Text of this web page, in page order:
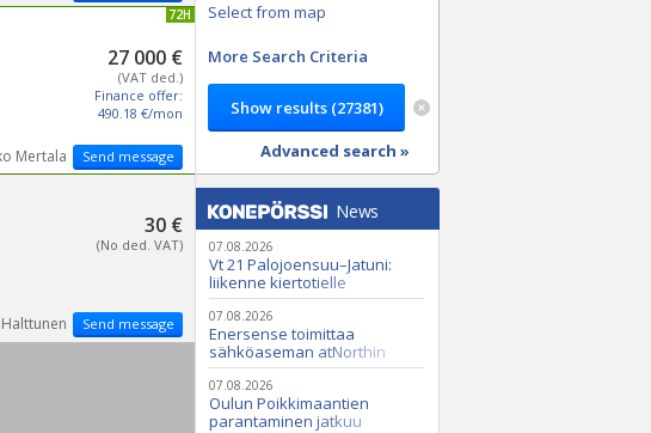
LAST UPDATED 72H
27 000 €
(VAT ded.)
Finance offer:
490.18 €/mon
Send message
Mertala
30 €
(No ded. VAT)
Send message
Select from map
More Search Criteria
Advanced search »
News
07.08.2026
Vt 21 Palojoensuu–Jatuni:
liikenne kiertotielle
Nunasjoen silloilla
07.08.2026
Enersense toimittaa
sähköaseman atNorthin
datakeskukseen
07.08.2026
Oulun Poikkimaantien
parantaminen jatkuu